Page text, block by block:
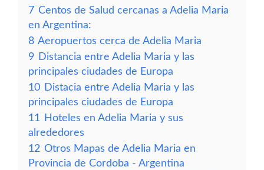
7 Centos de Salud cercanas a Adelia Maria
en Argentina:
8 Aeropuertos cerca de Adelia Maria
9 Distancia entre Adelia Maria y las
principales ciudades de Europa
10 Distacia entre Adelia Maria y las
principales ciudades de Europa
11
Hoteles en Adelia Maria y sus
alrededores
12 Otros Mapas de Adelia Maria en
Provincia de Cordoba - Argentina